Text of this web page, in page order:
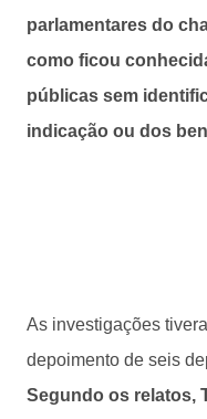
parlamentares do
como ficou
públicas sem
indicação ou dos
As investigações
depoimento de seis
Segundo os relatos,